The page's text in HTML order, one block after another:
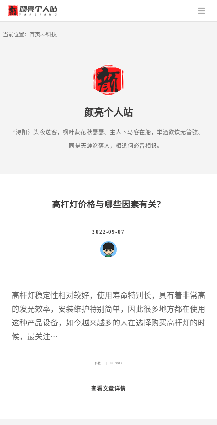
当前位置： 首页>>科技
颜亮个人站
“浔阳江头夜送客，枫叶荻花秋瑟瑟。主人下马客在船，举酒欲饮无管弦。
······同是天涯沦落人，相逢何必曾相识。
高杆灯价格与哪些因素有关？
2022-09-07
高杆灯稳定性相对较好，使用寿命特别长，具有着非常高
的发光效率，安装维护特别简单，因此很多地方都在使用
这种产品设备，如今越来越多的人在选择购买高杆灯的时
候，最关注···
查看文章详情
科技 3914